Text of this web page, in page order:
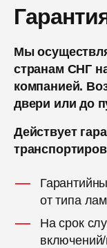
Мы
странам СНГ
компанией.
двери или до
Действует
от типа
На срок